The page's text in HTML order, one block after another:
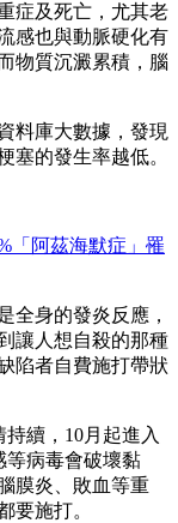
症及死亡，尤其老
感也與動脈硬化有
物質沉澱累積，腦
料庫大數據，發現
塞的發生率越低。
「阿茲海默症」罹
全身的發炎反應，
讓人想自殺的那種
陷者自費施打帶狀
續，10月起進入
等病毒會破壞黏
膜炎、敗血等重
要施打。